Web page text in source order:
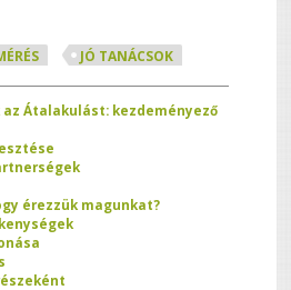
JÓ TANÁCSOK
az Átalakulást: kezdeményező
érezzük magunkat?